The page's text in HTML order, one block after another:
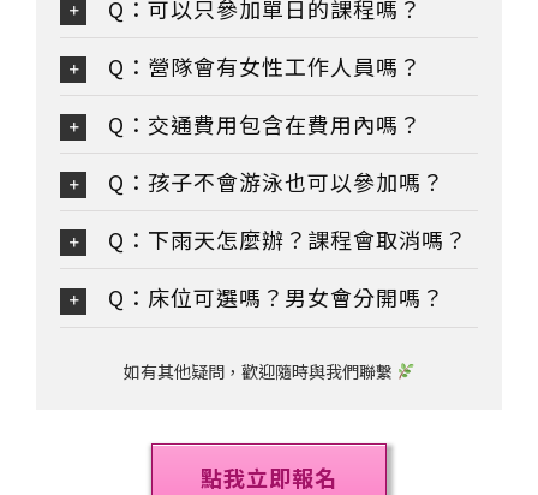
Q：可以只參加單日的課程嗎？
Q：營隊會有女性工作人員嗎？
Q：交通費用包含在費用內嗎？
Q：孩子不會游泳也可以參加嗎？
Q：下雨天怎麼辦？課程會取消嗎？
Q：床位可選嗎？男女會分開嗎？
如有其他疑問，歡迎隨時與我們聯繫
點我立即報名